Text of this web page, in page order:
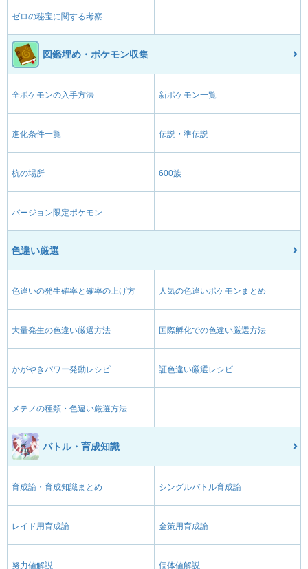
ゼロの秘宝に関する考察
図鑑埋め・ポケモン収集
全ポケモンの入手方法 新ポケモン一覧
進化条件一覧 伝説・準伝説
杭の場所 600族
バージョン限定ポケモン
色違い厳選
色違いの発生確率と確率の上げ方 人気の色違いポケモンまとめ
大量発生の色違い厳選方法 国際孵化での色違い厳選方法
かがやきパワー発動レシピ 証色違い厳選レシピ
メテノの種類・色違い厳選方法
バトル・育成知識
育成論・育成知識まとめ シングルバトル育成論
レイド用育成論 金策用育成論
努力値解説 個体値解説